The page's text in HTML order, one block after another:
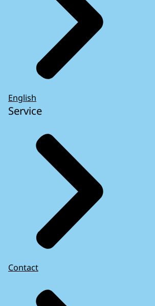
English
Service
Contact